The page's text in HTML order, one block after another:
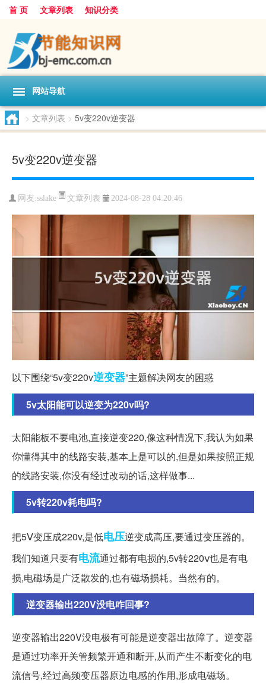
首 页 文章列表 知识分类
网站导航
> 文章列表 > 5v变220v逆变器
5v变220v逆变器
网友:sslake 文章列表 2024-08-28 04:20:46
以下围绕“5v变220v逆变器”主题解决网友的困惑
5v太阳能可以逆变为220v吗?
太阳能板不要电池,直接逆变220,像这种情况下,我认为如果
你懂得其中的线路安装,基本上是可以的,但是如果按照正规
的线路安装,你没有经过改动的话,这样做事...
5v转220v耗电吗?
把5Ⅴ变压成220v,是低电压逆变成高压,要通过变压器的。
我们知道只要有电流通过都有电损的,5v转220ⅴ也是有电
损,电磁场是广泛散发的,也有磁场损耗。当然有的。
逆变器输出220V没电咋回事?
逆变器输出220V没电极有可能是逆变器出故障了。逆变器
是通过功率开关管频繁开通和断开,从而产生不断变化的电
流信号,经过高频变压器原边电感的作用,形成电磁场。